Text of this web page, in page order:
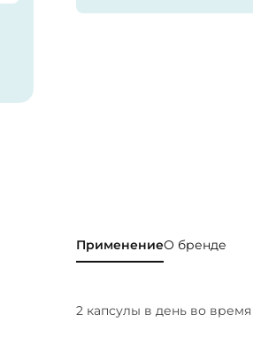
ПрименениеО бренде
2 капсулы в день во